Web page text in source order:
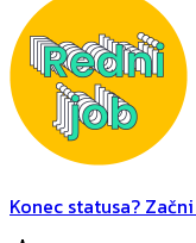
Konec statusa?